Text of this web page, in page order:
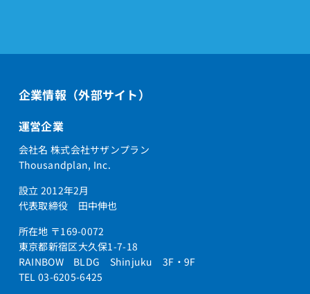
企業情報（外部サイト）
運営企業
会社名 株式会社サザンプラン
Thousandplan, Inc.
設立 2012年2月
代表取締役 田中伸也
所在地 〒169-0072
東京都新宿区大久保1-7-18
RAINBOW BLDG Shinjuku 3F・9F
TEL 03-6205-6425